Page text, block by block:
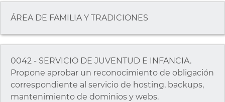
ÁREA DE FAMILIA Y TRADICIONES
0042 - SERVICIO DE JUVENTUD E INFANCIA.
Propone aprobar un reconocimiento de obligación
correspondiente al servicio de hosting, backups,
mantenimiento de dominios y webs.